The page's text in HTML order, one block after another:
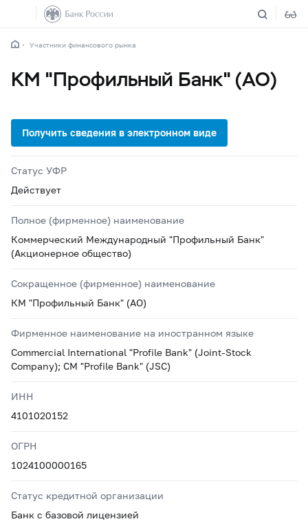
Участники финансового рынка
КМ "Профильный Банк" (АО)
Статус УФР
Действует
Полное (фирменное) наименование
Коммерческий Международный "Профильный Банк"
(Акционерное общество)
Сокращенное (фирменное) наименование
КМ "Профильный Банк" (АО)
Фирменное наименование на иностранном языке
Commercial International "Profile Bank" (Joint-Stock
Company); CM "Profile Bank" (JSC)
ИНН
4101020152
ОГРН
1024100000165
Статус кредитной организации
Банк с базовой лицензией